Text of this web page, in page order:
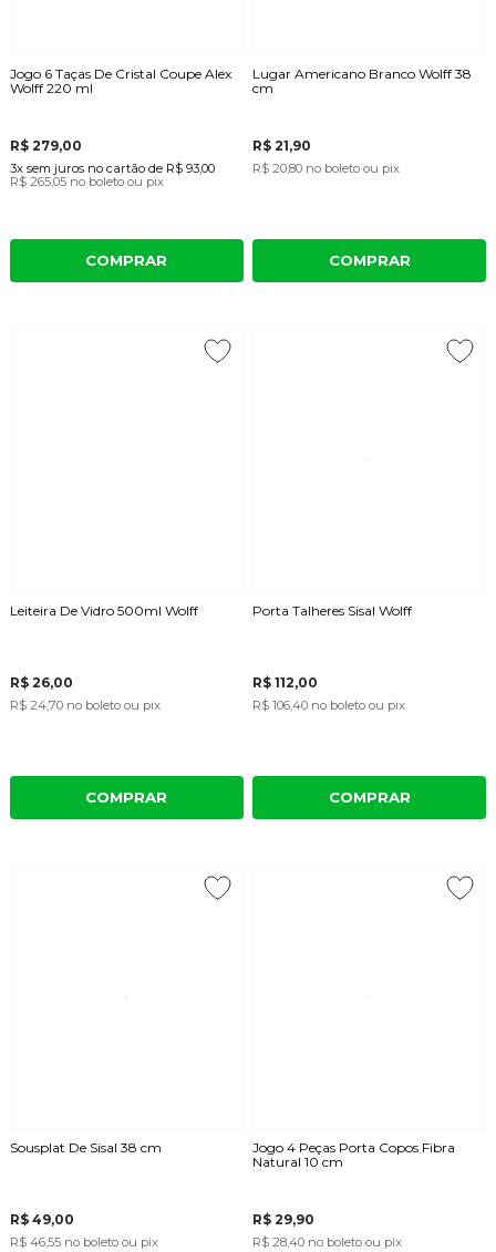
Jogo 6 Taças De Cristal Coupe Alex
Wolff 220 ml
R$ 279,00
3x sem juros no cartãode R$ 93,00
R$ 265,05 no boleto ou pix
COMPRAR
Lugar Americano Branco Wolff 38
cm
R$ 21,90
R$ 20,80 no boleto ou pix
COMPRAR
Leiteira De Vidro 500ml Wolff
R$ 26,00
R$ 24,70 no boleto ou pix
COMPRAR
Porta Talheres Sisal Wolff
R$ 112,00
R$ 106,40 no boleto ou pix
COMPRAR
Sousplat De Sisal 38 cm
R$ 49,00
R$ 46,55 no boleto ou pix
Jogo 4 Peças Porta Copos Fibra
Natural 10 cm
R$ 29,90
R$ 28,40 no boleto ou pix